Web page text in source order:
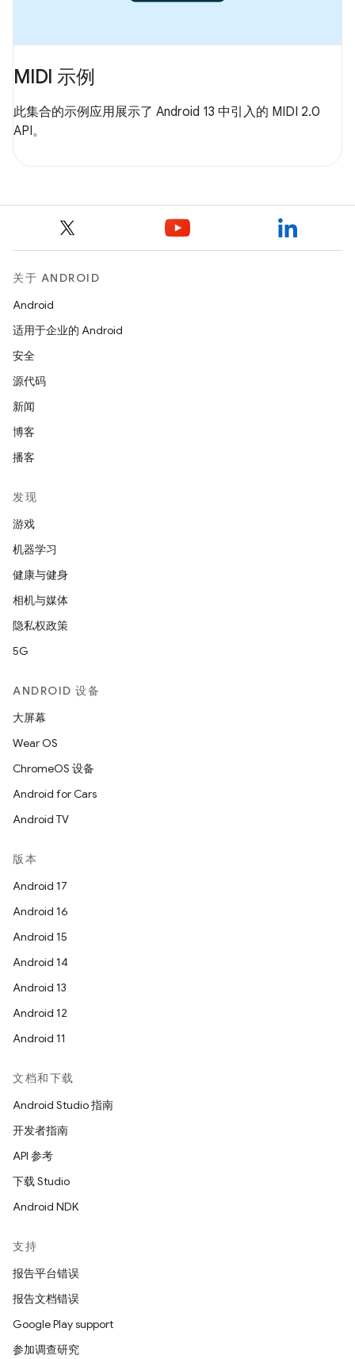
MIDI 示例
此集合的示例应用展示了 Android 13 中引入的 MIDI 2.0
API。
关于 ANDROID
Android
适用于企业的 Android
安全
源代码
新闻
博客
播客
发现
游戏
机器学习
健康与健身
相机与媒体
隐私权政策
5G
ANDROID 设备
大屏幕
Wear OS
ChromeOS 设备
Android for Cars
Android TV
版本
Android 17
Android 16
Android 15
Android 14
Android 13
Android 12
Android 11
文档和下载
Android Studio 指南
开发者指南
API 参考
下载 Studio
Android NDK
支持
报告平台错误
报告文档错误
Google Play support
参加调查研究